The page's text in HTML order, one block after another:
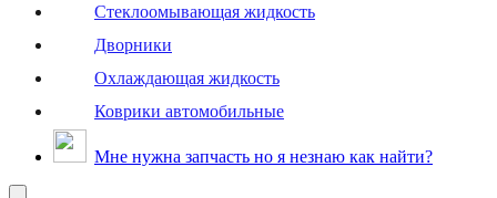
Стеклоомывающая жидкость
Дворники
Охлаждающая жидкость
Коврики автомобильные
Мне нужна запчасть но я незнаю как найти?